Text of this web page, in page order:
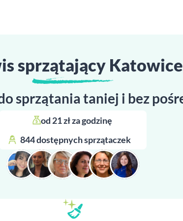
sprzątający Katowice
sprzątania taniej i bez
od 21 zł za godzinę
844 dostępnych sprzątaczek